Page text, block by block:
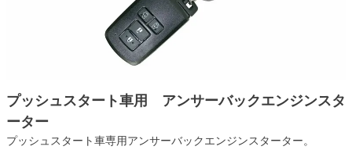
プッシュスタート車用 アンサーバックエンジンスタ
ーター
プッシュスタート車専用アンサーバックエンジンスターター。